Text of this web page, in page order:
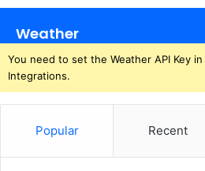
Weather
You need to set the Weather API Key
Integrations.
Popular Recent